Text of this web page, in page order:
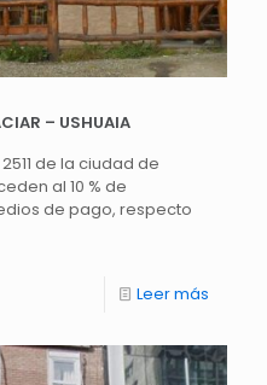
– USHUAIA
de la ciudad de
al 10 % de
de pago, respecto
Leer más